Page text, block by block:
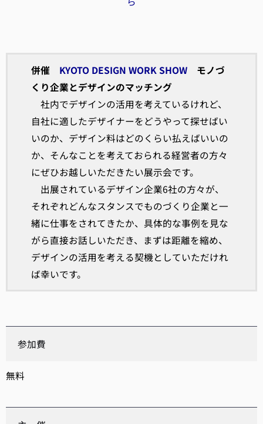
併催 KYOTO DESIGN WORK SHOW モノづ
くり企業とデザインのマッチング
社内でデザインの活用を考えているけれど、
自社に適したデザイナーをどうやって探せばい
いのか、デザイン料はどのくらい払えばいいの
か、そんなことを考えておられる経営者の方々
にぜひお越しいただきたい展示会です。
出展されているデザイン企業6社の方々が、
それぞれどんなスタンスでものづくり企業と一
緒に仕事をされてきたか、具体的な事例を見な
がら直接お話しいただき、まずは距離を縮め、
デザインの活用を考える契機としていただけれ
ば幸いです。
参加費
無料